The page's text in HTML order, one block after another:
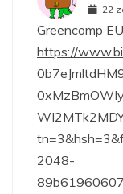
22
Greencomp EU
https://
2048-